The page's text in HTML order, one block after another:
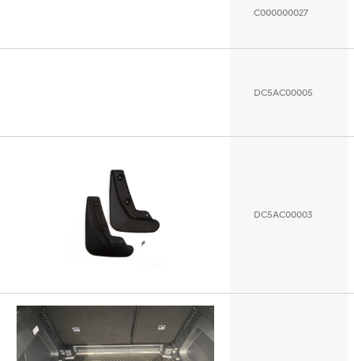
C000000027
DC5AC00005
DC5AC00003